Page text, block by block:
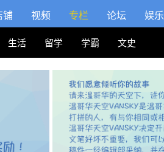
铺 视频 专栏 论坛 娱乐
生活 留学 学霸 文史